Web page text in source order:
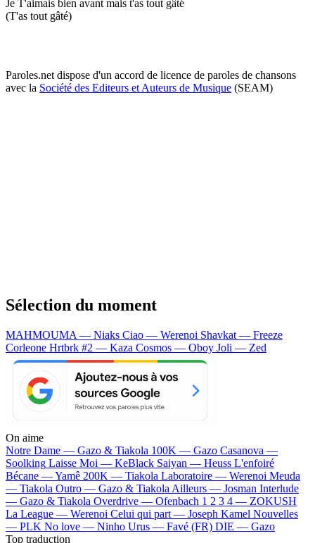
Je T'aimais bien avant mais t'as tout gâté
(T'as tout gâté)
Paroles.net dispose d'un accord de licence de paroles de chansons
avec la Société des Editeurs et Auteurs de Musique (SEAM)
Sélection du moment
MAHMOUMA — Niaks Ciao — Werenoi Shavkat — Freeze
Corleone Hrtbrk #2 — Kaza Cosmos — Oboy Joli — Zed
On aime
Notre Dame — Gazo & Tiakola 100K — Gazo Casanova —
Soolking Laisse Moi — KeBlack Saiyan — Heuss L'enfoiré
Bécane —Yamê 200K — Tiakola Laboratoire — Werenoi Meuda
— Tiakola Outro — Gazo & Tiakola Ailleurs — Josman Interlude
— Gazo & Tiakola Overdrive — Ofenbach 1 2 3 4 — ZOKUSH
La League — Werenoi Celui qui part — Joseph Kamel Nouvelles
— PLK No love — Ninho Urus — Favé (FR) DIE — Gazo
Top traduction